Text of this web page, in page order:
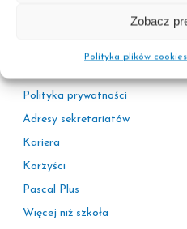
Zobacz
Polityka plików cookies
Informacje
Polityka prywatności
Adresy sekretariatów
Kariera
Korzyści
Pascal Plus
Więcej niż szkoła